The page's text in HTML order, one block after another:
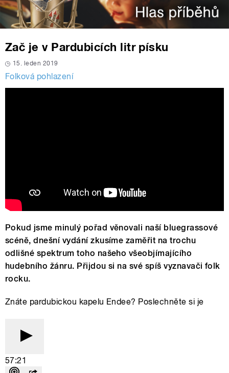
Zač je v Pardubicích litr písku
15. leden 2019
Folková pohlazení
Pokud jsme minulý pořad věnovali naší bluegrassové
scéně, dnešní vydání zkusíme zaměřit na trochu
odlišné spektrum toho našeho všeobjímajícího
hudebního žánru. Přijdou si na své spíš vyznavači folk
rocku.
Znáte pardubickou kapelu Endee? Poslechněte si je
57:21